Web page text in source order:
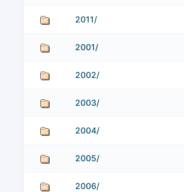
2011/
2001/
2002/
2003/
2004/
2005/
2006/